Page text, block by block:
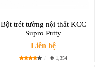
Bột trét tường nội thất KCC
Supro Putty
Liên hệ
1,354